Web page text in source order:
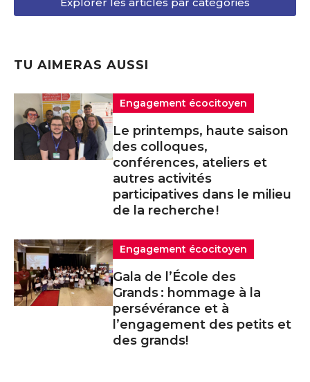
TU AIMERAS AUSSI
Engagement écocitoyen
Le printemps, haute saison
des colloques,
conférences, ateliers et
autres activités
participatives dans le milieu
de la recherche !
Engagement écocitoyen
Gala de l’École des
Grands : hommage à la
persévérance et à
l’engagement des petits et
des grands!